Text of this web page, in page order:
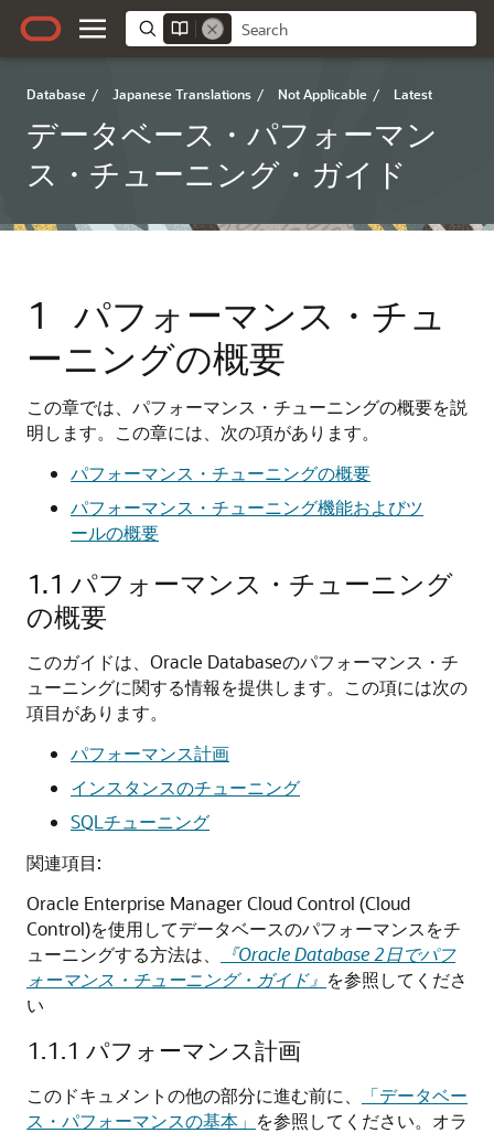
Database / Japanese Translations / Not Applicable / Latest
データベース・パフォーマン
ス・チューニング・ガイド
1
パフォーマンス・チュ
ーニングの概要
この章では、パフォーマンス・チューニングの概要を説
明します。この章には、次の項があります。
パフォーマンス・チューニングの概要
パフォーマンス・チューニング機能およびツ
ールの概要
1.1 パフォーマンス・チューニング
の概要
このガイドは、Oracle Databaseのパフォーマンス・チ
ューニングに関する情報を提供します。この項には次の
項目があります。
パフォーマンス計画
インスタンスのチューニング
SQLチューニング
関連項目:
Oracle Enterprise Manager Cloud Control (Cloud
Control)を使用してデータベースのパフォーマンスをチ
ューニングする方法は、
『Oracle Database 2日でパフ
ォーマンス・チューニング・ガイド』 を参照してくださ
い
1.1.1 パフォーマンス計画
このドキュメントの他の部分に進む前に、
「データベー
ス・パフォーマンスの基本」 を参照してください。オラ